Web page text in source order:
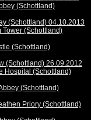
(Schottland)
(Schottland) 04.10.2013
(Schottland)
(Schottland)
(Schottland) 26.09.2012
Hospital (Schottland)
(Schottland)
Priory (Schottland)